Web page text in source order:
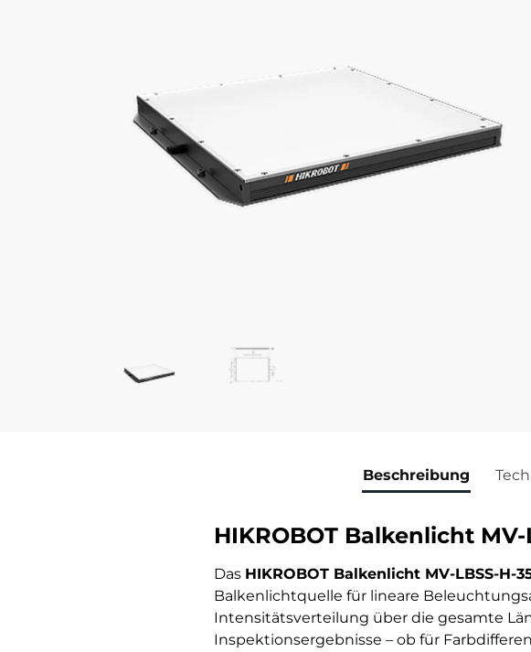
Beschreibung
HIKROBOT Balkenlicht MV-
Das HIKROBOT Balkenlicht MV-LBSS-H-
Balkenlichtquelle für lineare
Intensitätsverteilung über die gesamte
Inspektionsergebnisse – ob für